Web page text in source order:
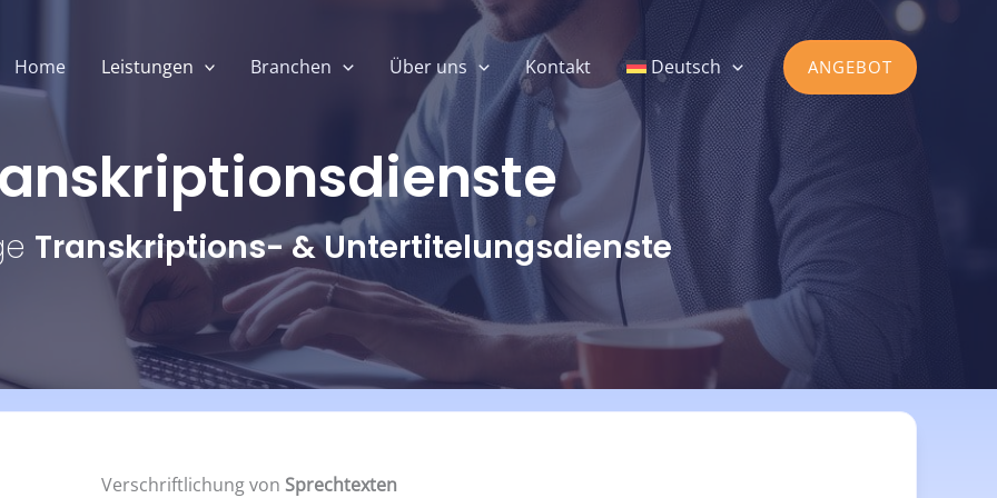
Home Leistungen Branchen Über uns Kontakt Deutsch ANGEBOT
Transkriptions- & Untertitelungs­dienste
Verschriftlichung von Sprechtexten